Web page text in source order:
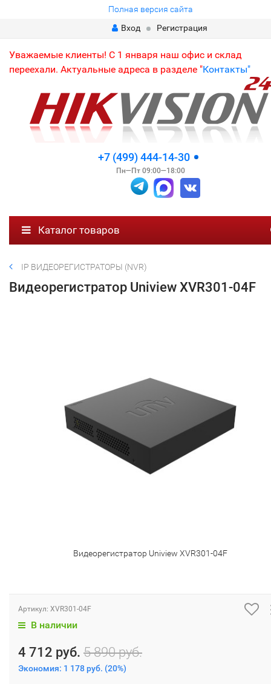
Полная версия сайта
Вход
Регистрация
Уважаемые клиенты! С 1 января наш офис и склад
переехали. Актуальные адреса в разделе "Контакты"
+7 (499) 444-14-30
Пн—Пт 09:00—18:00
Каталог товаров
IP ВИДЕОРЕГИСТРАТОРЫ (NVR)
Видеорегистратор Uniview XVR301-04F
Видеорегистратор Uniview XVR301-04F
Артикул: XVR301-04F
В наличии
4 712 руб. 5 890 руб.
Экономия: 1 178 руб. (20%)